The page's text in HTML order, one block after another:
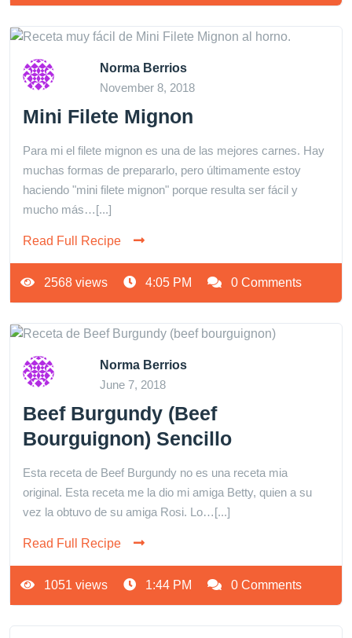
Norma Berrios
November 8, 2018
Mini Filete Mignon
Para mi el filete mignon es una de las mejores carnes. Hay
muchas formas de prepararlo, pero últimamente estoy
haciendo "mini filete mignon" porque resulta ser fácil y
mucho más…[...]
Read Full Recipe
2568 views 4:05 PM 0 Comments
Norma Berrios
June 7, 2018
Beef Burgundy (Beef
Bourguignon) Sencillo
Esta receta de Beef Burgundy no es una receta mia
original. Esta receta me la dio mi amiga Betty, quien a su
vez la obtuvo de su amiga Rosi. Lo…[...]
Read Full Recipe
1051 views 1:44 PM 0 Comments